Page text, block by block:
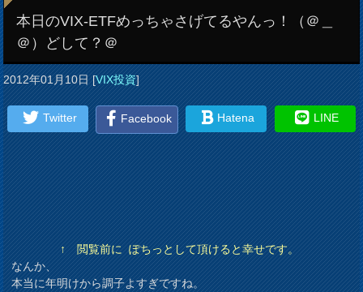
本日のVIX-ETFめっちゃさげてるやんっ！（＠＿
＠）どして？＠
2012年01月10日[VIX投資]
Twitter Facebook Hatena LINE
↑ 閲覧前に ぽちっとして頂けると幸せです。
なんか、
本当に年明けから調子よすぎですね。